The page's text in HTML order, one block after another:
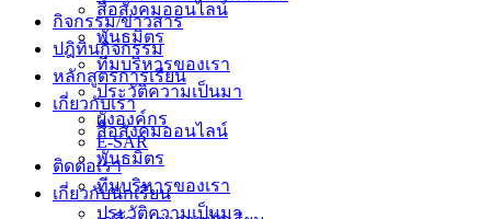
กิจกรรม/ข่าวสาร
ปฎิทินกิจกรรม
หลักสูตรการเรียน
เกี่ยวกับเรา
สื่อสังคมออนไลน์
พันธมิตร
ทีมบริหารของเรา
ประวัติความเป็นมา
สื่อสังคมออนไลน์
พันธมิตร
ทีมบริหารของเรา
ประวัติความเป็นมา
ผังองค์กร
E-SAR
ติดต่อเรา
เกี่ยวกับนักเรียน